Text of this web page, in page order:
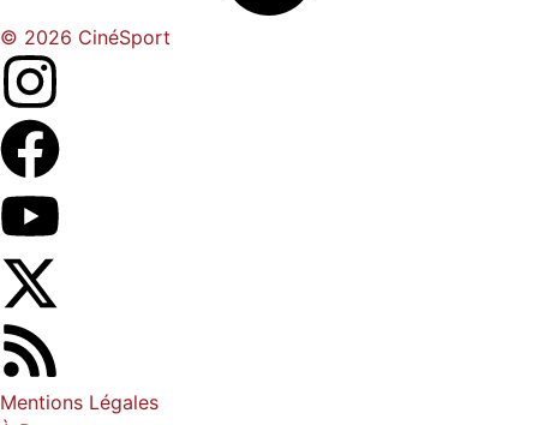
© 2026 CinéSport
Mentions Légales